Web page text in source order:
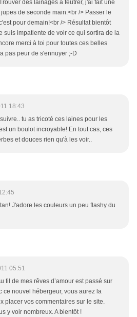
des lainages à feutrer, j'ai fait une
de seconde main.<br /> Passer le
pour demain!<br /> Résultat bientôt
suis impatiente de voir ce qui sortira de la
merci à toi pour toutes ces belles
pas peur de s'ennuyer ;-D
18:43
tu as tricoté ces laines pour les
un boulot incroyable! En tout cas, ces
et douces rien qu'à les voir..
J'adore les couleurs un peu flashy du
05:51
fil de mes rêves d’amour est passé sur
ce nouvel hébergeur, vous aurez la
placer vos commentaires sur le site.
y voir nombreux. A bientôt !